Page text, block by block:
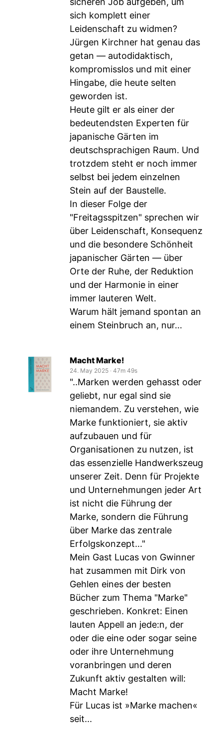
sich komplett einer
Leidenschaft zu widmen?
Jürgen Kirchner hat genau das
getan — autodidaktisch,
kompromisslos und mit einer
Hingabe, die heute selten
geworden ist.
Heute gilt er als einer der
bedeutendsten Experten für
japanische Gärten im
deutschsprachigen Raum. Und
trotzdem steht er noch immer
selbst bei jedem einzelnen
Stein auf der Baustelle.
In dieser Folge der
"Freitagsspitzen" sprechen wir
über Leidenschaft, Konsequenz
und die besondere Schönheit
japanischer Gärten — über
Orte der Ruhe, der Reduktion
und der Harmonie in einer
immer lauteren Welt.
Warum hält jemand spontan an
einem Steinbruch an, nur...
Macht Marke!
24. May 2025 ‧ 47m 49s
"..Marken werden gehasst oder
geliebt, nur egal sind sie
niemandem. Zu verstehen, wie
Marke funktioniert, sie aktiv
aufzubauen und für
Organisationen zu nutzen, ist
das essenzielle Handwerkszeug
unserer Zeit. Denn für Projekte
und Unternehmungen jeder Art
ist nicht die Führung der
Marke, sondern die Führung
über Marke das zentrale
Erfolgskonzept..."
Mein Gast Lucas von Gwinner
hat zusammen mit Dirk von
Gehlen eines der besten
Bücher zum Thema "Marke"
geschrieben. Konkret: Einen
lauten Appell an jede:n, der
oder die eine oder sogar seine
oder ihre Unternehmung
voranbringen und deren
Zukunft aktiv gestalten will:
Macht Marke!
Für Lucas ist »Marke machen«
seit...